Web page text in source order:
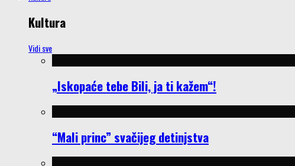
Kultura
Vidi sve
„Iskopaće tebe Bili, ja ti kažem“!
“Mali princ” svačijeg detinjstva